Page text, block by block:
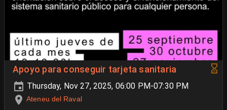
Apoyo para conseguir tarjeta sanitaria
Thursday, Nov 27, 2025, 06:00 PM-07:30 PM
Ateneu del Raval